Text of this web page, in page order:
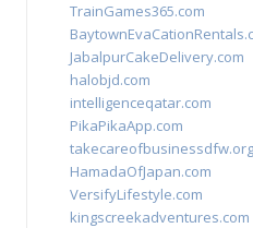
TrainGames365.com
JabalpurCakeDelivery.com
halobjd.com
intelligenceqatar.com
PikaPikaApp.com
takecareofbusinessdfw.org
HamadaOfJapan.com
VersifyLifestyle.com
kingscreekadventures.com